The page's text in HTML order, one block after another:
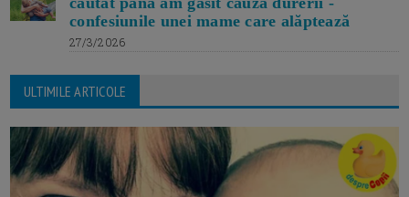
confesiunile unei mame care alăptează
27/3/2026
ULTIMILE ARTICOLE